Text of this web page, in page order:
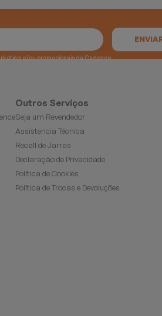
e gostaria de receber e-mails marketing e/ou promocionais da Cadence
Outros Serviços
Seja um Revendedor
Assistencia Técnica
Recall de Jarras
Declaração de Privacidade
Política de Cookies
Política de Trocas e Devoluções